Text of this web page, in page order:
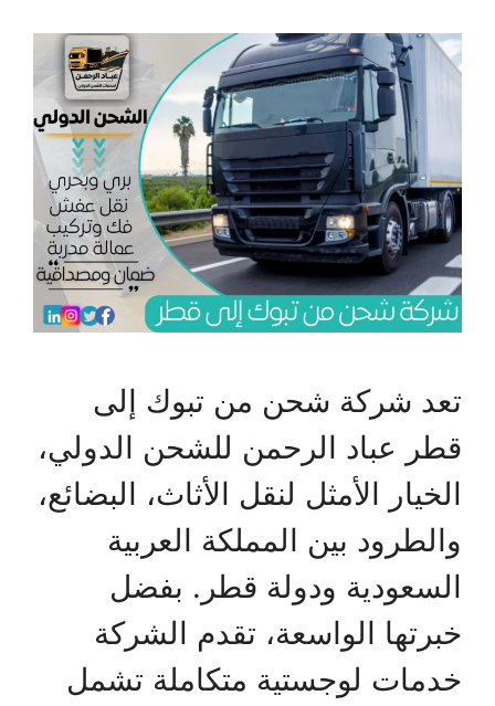
تعد شركة شحن من تبوك إلى
قطر عباد الرحمن للشحن الدولي،
الخيار الأمثل لنقل الأثاث، البضائع،
والطرود بين المملكة العربية
السعودية ودولة قطر. بفضل
خبرتها الواسعة، تقدم الشركة
خدمات لوجستية متكاملة تشمل